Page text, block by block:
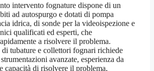
intervento fognature dispone di un
ad autospurgo e dotati di pompa
idrica, di sonde per la videoispezione e
qualificati ed esperti, che
a risolvere il problema.
tubature e collettori fognari richiede
avanzate, esperienza da
capacità di risolvere il problema,